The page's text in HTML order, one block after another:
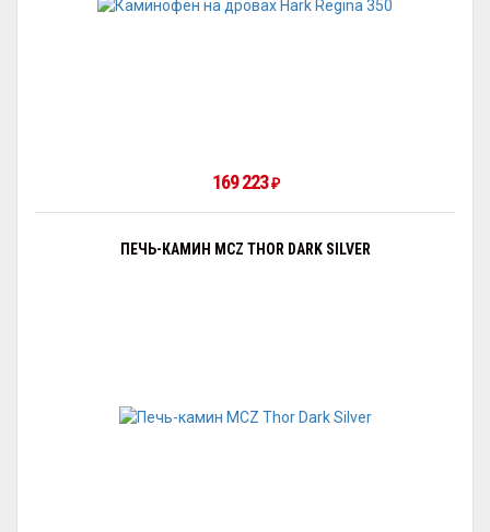
169 223₽
ПЕЧЬ-КАМИН MCZ THOR DARK SILVER